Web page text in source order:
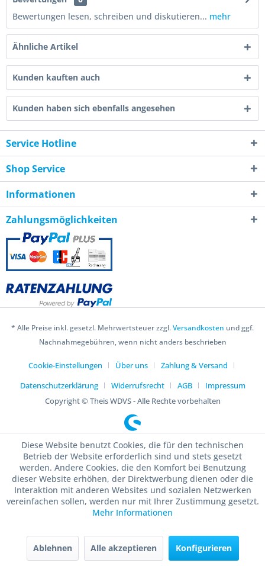
Bewertungen lesen, schreiben und diskutieren... mehr
Ähnliche Artikel
Kunden kauften auch
Kunden haben sich ebenfalls angesehen
Service Hotline
Shop Service
Informationen
Zahlungsmöglichkeiten
* Alle Preise inkl. gesetzl. Mehrwertsteuer zzgl.Versandkosten und ggf.
Nachnahmegebühren, wenn nicht anders beschrieben
Cookie-Einstellungen Über uns
Zahlung & Versand
Datenschutzerklärung
Widerrufsrecht AGB
Impressum
Copyright © Theis WDVS - Alle Rechte vorbehalten
Diese Website benutzt Cookies, die für den technischen
Betrieb der Website erforderlich sind und stets gesetzt
werden. Andere Cookies, die den Komfort bei Benutzung
dieser Website erhöhen, der Direktwerbung dienen oder die
Interaktion mit anderen Websites und sozialen Netzwerken
vereinfachen sollen, werden nur mit Ihrer Zustimmung gesetzt.
Mehr Informationen
Ablehnen Alle akzeptieren Konfigurieren